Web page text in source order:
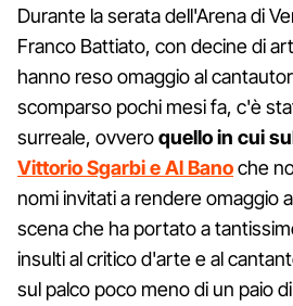
Durante la serata dell'Arena di
Franco Battiato, con decine di
hanno reso omaggio al
scomparso pochi mesi fa, c'è
surreale, ovveroquello in cui
Vittorio Sgarbi e Al Banoche
nomi invitati a rendere omaggio
scena che ha portato a
insulti al critico d'arte e al
sul palco poco meno di un paio